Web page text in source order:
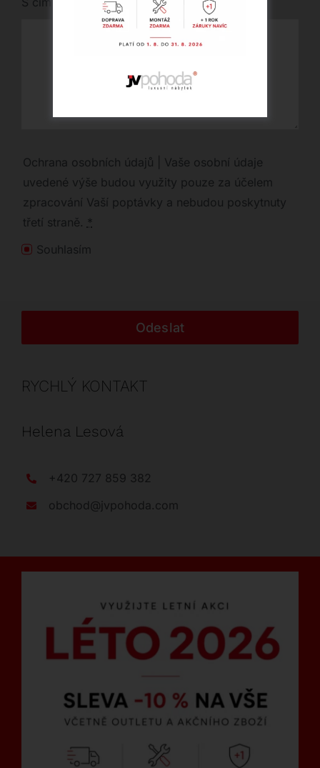
Ochrana osobních údajů | Vaše osobní údaje
uvedené výše budou využity pouze za účelem
zpracování Vaší poptávky a nebudou poskytnuty
třetí straně. *
Souhlasím
Odeslat
RYCHLÝ KONTAKT
Helena Lesová
+420 727 859 382
obchod@jvpohoda.com